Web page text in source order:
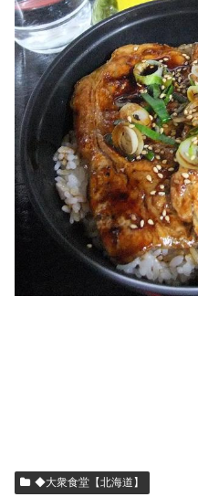
◆大衆食堂【北海道】